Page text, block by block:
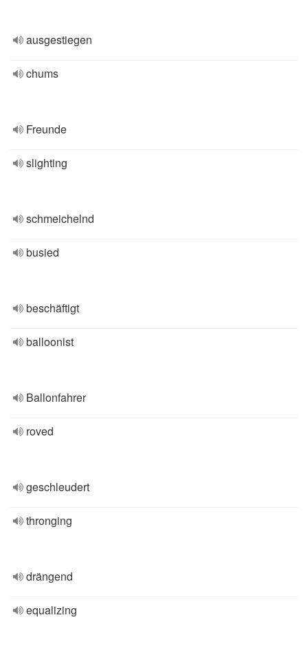
ausgestiegen
chums
Freunde
slighting
schmeichelnd
busied
beschäftigt
balloonist
Ballonfahrer
roved
geschleudert
thronging
drängend
equalizing